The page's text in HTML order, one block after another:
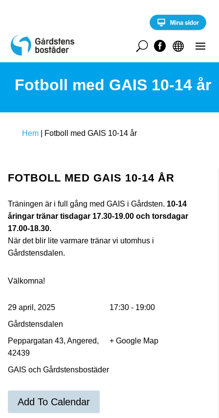
c
n


U
Fotboll med GAIS 10-14 år
Hem Fotboll med GAIS 10-14 år
FOTBOLL MED GAIS 10-14 ÅR
Träningen är i full gång med GAIS i Gårdsten. 10-14
åringar tränar tisdagar 17.30-19.00 och torsdagar
17.00-18.30.
När det blir lite varmare tränar vi utomhus i
Gårdstensdalen.
Välkomna!
29 april, 2025
17:30 - 19:00
Gårdstensdalen
Peppargatan 43, Angered,
42439
+ Google Map
GAIS och Gårdstensbostäder
Add To Calendar